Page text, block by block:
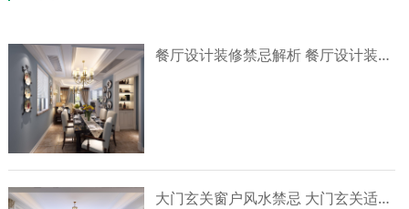
餐厅设计装修禁忌解析 餐厅设计装修技巧介绍
大门玄关窗户风水禁忌 大门玄关适合摆放什么